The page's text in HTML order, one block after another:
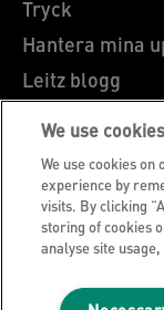
Tryck
Hantera mina
Leitz blogg
Karriärer
Leitz EasyPrint
Kundservice
Vägledning
Garantivillkor
Försäkran om
We use
We use cookies on
experience by
visits. By clicking
storing of cookies
analyse site